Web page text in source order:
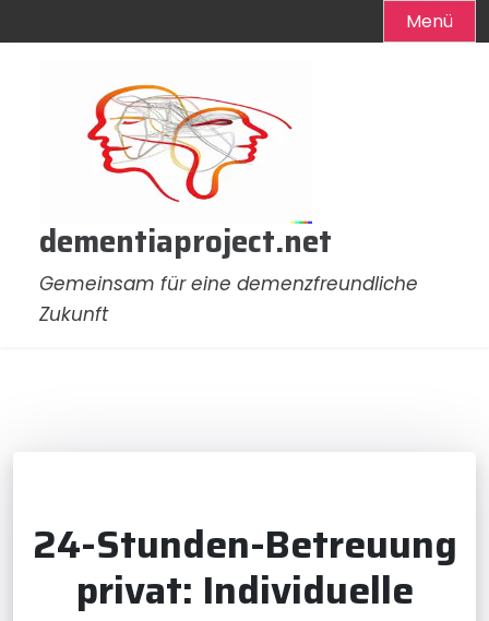
Menü
dementiaproject.net
Gemeinsam für eine demenzfreundliche
Zukunft
24-Stunden-Betreuung
privat: Individuelle